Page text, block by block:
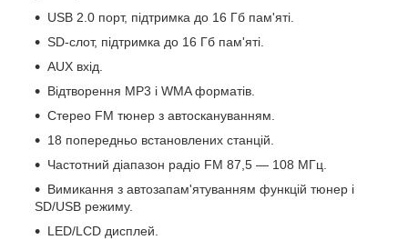
USB 2.0 порт, підтримка до 16 Гб пам'яті.
SD-слот, підтримка до 16 Гб пам'яті.
AUX вхід.
Відтворення МР3 і WMA форматів.
Стерео FM тюнер з автоскануванням.
18 попередньо встановлених станцій.
Частотний діапазон радіо FM 87,5 — 108 МГц.
Вимикання з автозапам'ятуванням функцій тюнер і
SD/USB режиму.
LED/LCD дисплей.